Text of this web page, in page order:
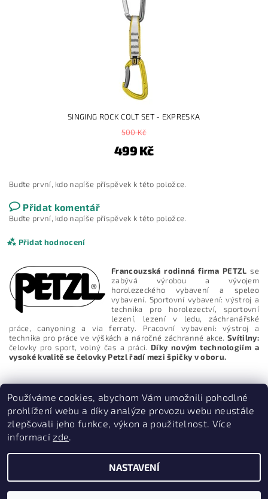
SINGING ROCK COLT SET - EXPRESKA
500 Kč
499 Kč
Buďte první, kdo napíše příspěvek k této položce.
Přidat komentář
Buďte první, kdo napíše příspěvek k této položce.
Přidat hodnocení
Vložením hodnocení souhlasíte s podmínkami ochrany
osobních údajů
Francouzská rodinná firma PETZL se
zabývá výrobou a vývojem
horolezeckého vybavení a speleo
vybavení. Sportovní vybavení: výstroj a
technika pro horolezectví, sportovní
lezení, lezení v ledu, záchranářské
práce, canyoning a via ferraty. Pracovní vybavení: výstroj a
technika pro práce ve výškách a náročné záchranné akce.Svítilny:
čelovky pro sport, volný čas a práci. Díky novým technologiím a
vysoké kvalitě se čelovky Petzl řadí mezi špičky v oboru.
PruvodceNakopce.Cz
2026 © Quill outdoor, všechna práva vyhrazena
Používáme cookies, abychom Vám umožnili pohodlné
prohlížení webu a díky analýze provozu webu neustále
zlepšovali jeho funkce, výkon a použitelnost. Více
informacízde.
NASTAVENÍ